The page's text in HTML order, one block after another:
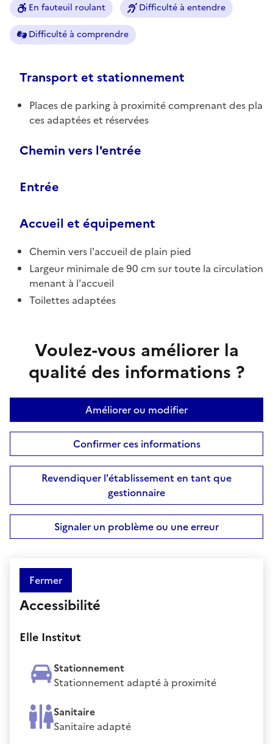
En fauteuil roulant Difficulté à entendre
Difficulté à comprendre
Transport et stationnement
Places de parking à proximité comprenant des pla
ces adaptées et réservées
Chemin vers l'entrée
Entrée
Accueil et équipement
Chemin vers l'accueil de plain pied
Largeur minimale de 90 cm sur toute la circulation
menant à l'accueil
Toilettes adaptées
Voulez-vous améliorer la
qualité des informations ?
Améliorer ou modifier
Confirmer ces informations
Revendiquer l'établissement en tant que
gestionnaire
Signaler un problème ou une erreur
Fermer
Accessibilité
Elle Institut
Stationnement
Stationnement adapté à proximité
Sanitaire
Sanitaire adapté